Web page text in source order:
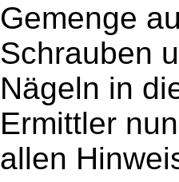
Gemenge
Schrauben
Nägeln in
Ermittler nun
allen